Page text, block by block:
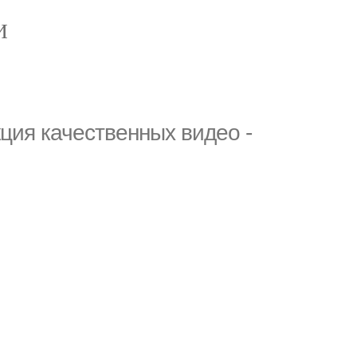
качественных видео -